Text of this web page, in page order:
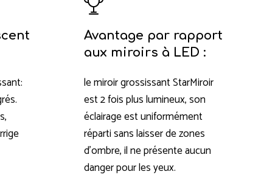
Avantage par rapport
aux miroirs à LED :
le miroir grossissant StarMiroir
est 2 fois plus lumineux, son
éclairage est uniformément
réparti sans laisser de zones
d’ombre, il ne présente aucun
danger pour les yeux.